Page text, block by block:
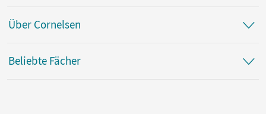
Über Cornelsen
Beliebte Fächer